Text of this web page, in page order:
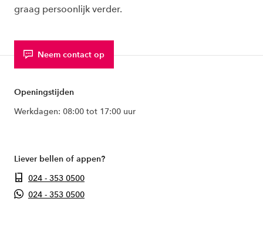
graag persoonlijk verder.
Neem contact op
Openingstijden
Werkdagen: 08:00 tot 17:00 uur
Liever bellen of appen?
024 - 353 0500
024 - 353 0500